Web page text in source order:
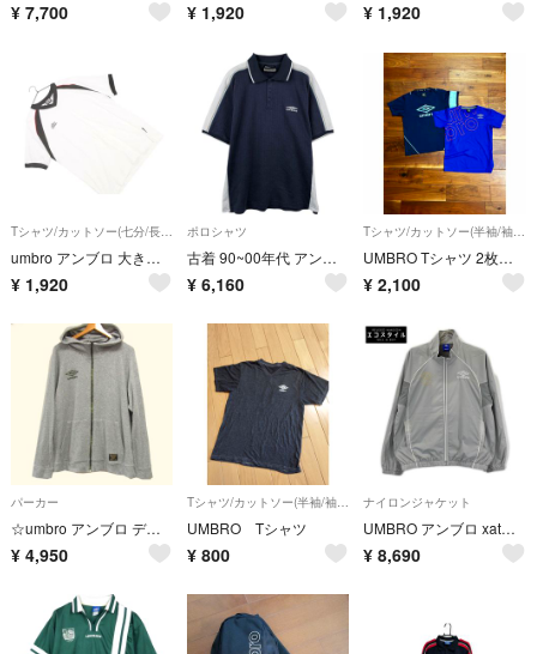
¥ 7,700 ¥ 1,920 ¥ 1,920
Tシャツ/カットソー(七分/長袖)
umbro アンブロ 大きいサイズ ロゴ刺繍 Tシャツ sizeO XO/白 ■◆ メンズ
¥ 1,920
ポロシャツ
古着 90~00年代 アンブロ UMBRO 半袖 ポロシャツ メンズL相当 ヴィンテージ/eaa657504
¥ 6,160
Tシャツ/カットソー(半袖/袖なし)
UMBRO Tシャツ 2枚セット
¥ 2,100
パーカー
☆umbro アンブロ デジタルカモ パイル生地 ジップ スウェット パーカー ジャケット グレー メンズ Oサイズ デサント製 トレーニングウェア
¥ 4,950
Tシャツ/カットソー(半袖/袖なし)
UMBRO Tシャツ
¥ 800
ナイロンジャケット
UMBRO アンブロ xatmos MAASP-JK020 Track Jacket
¥ 8,690